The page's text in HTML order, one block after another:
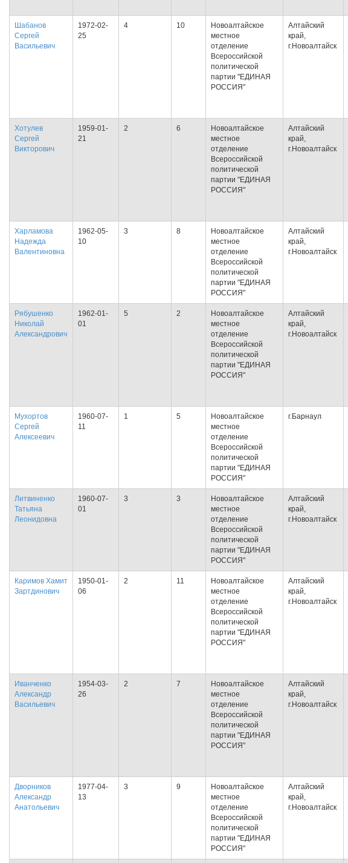
Шабанов
Сергей
Васильевич
1972-02-
25
4 10
Новоалтайское
местное
отделение
Всероссийской
политической
партии "ЕДИНАЯ
РОССИЯ"
Алтайский
край,
г.Новоалтайск
Хотулев
Сергей
Викторович
1959-01-
21
2 6
Новоалтайское
местное
отделение
Всероссийской
политической
партии "ЕДИНАЯ
РОССИЯ"
Алтайский
край,
г.Новоалтайск
Харламова
Надежда
Валентиновна
1962-05-
10
3 8
Новоалтайское
местное
отделение
Всероссийской
политической
партии "ЕДИНАЯ
РОССИЯ"
Алтайский
край,
г.Новоалтайск
Рябушенко
Николай
Александрович
1962-01-
01
5 2
Новоалтайское
местное
отделение
Всероссийской
политической
партии "ЕДИНАЯ
РОССИЯ"
Алтайский
край,
г.Новоалтайск
Мухортов
Сергей
Алексеевич
1960-07-
11
1 5
Новоалтайское
местное
отделение
Всероссийской
политической
партии "ЕДИНАЯ
РОССИЯ"
г.Барнаул
Литвиненко
Татьяна
Леонидовна
1960-07-
01
3 3
Новоалтайское
местное
отделение
Всероссийской
политической
партии "ЕДИНАЯ
РОССИЯ"
Алтайский
край,
г.Новоалтайск
Каримов Хамит
Зартдинович
1950-01-
06
2 11
Новоалтайское
местное
отделение
Всероссийской
политической
партии "ЕДИНАЯ
РОССИЯ"
Алтайский
край,
г.Новоалтайск
Иванченко
Александр
Васильевич
1954-03-
26
2 7
Новоалтайское
местное
отделение
Всероссийской
политической
партии "ЕДИНАЯ
РОССИЯ"
Алтайский
край,
г.Новоалтайск
Дворников
Александр
Анатольевич
1977-04-
13
3 9
Новоалтайское
местное
отделение
Всероссийской
политической
партии "ЕДИНАЯ
РОССИЯ"
Алтайский
край,
г.Новоалтайск